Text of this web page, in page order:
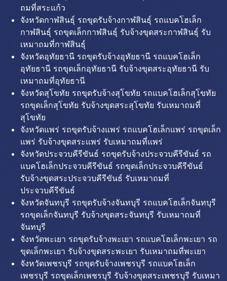
ถมที่สระแก้ว
จังหวัดกาฬสินธุ์ รถขุดรับจ้างกาฬสินธุ์ รถแบคโฮเล็ก
กาฬสินธุ์ รถขุดเล็กกาฬสินธุ์ รับจ้างขุดสระกาฬสินธุ์ รับ
เหมาถมที่กาฬสินธุ์
จังหวัดอุทัยธานี รถขุดรับจ้างอุทัยธานี รถแบคโฮเล็ก
อุทัยธานี รถขุดเล็กอุทัยธานี รับจ้างขุดสระอุทัยธานี รับ
เหมาถมที่อุทัยธานี
จังหวัดสุโขทัย รถขุดรับจ้างสุโขทัย รถแบคโฮเล็กสุโขทัย
รถขุดเล็กสุโขทัย รับจ้างขุดสระสุโขทัย รับเหมาถมที่
สุโขทัย
จังหวัดแพร่ รถขุดรับจ้างแพร่ รถแบคโฮเล็กแพร่ รถขุดเล็ก
แพร่ รับจ้างขุดสระแพร่ รับเหมาถมที่แพร่
จังหวัดประจวบคีรีขันธ์ รถขุดรับจ้างประจวบคีรีขันธ์ รถ
แบคโฮเล็กประจวบคีรีขันธ์ รถขุดเล็กประจวบคีรีขันธ์
รับจ้างขุดสระประจวบคีรีขันธ์ รับเหมาถมที่
ประจวบคีรีขันธ์
จังหวัดจันทบุรี รถขุดรับจ้างจันทบุรี รถแบคโฮเล็กจันทบุรี
รถขุดเล็กจันทบุรี รับจ้างขุดสระจันทบุรี รับเหมาถมที่
จันทบุรี
จังหวัดพะเยา รถขุดรับจ้างพะเยา รถแบคโฮเล็กพะเยา รถ
ขุดเล็กพะเยา รับจ้างขุดสระพะเยา รับเหมาถมที่พะเยา
จังหวัดเพชรบุรี รถขุดรับจ้างเพชรบุรี รถแบคโฮเล็ก
เพชรบุรี รถขุดเล็กเพชรบุรี รับจ้างขุดสระเพชรบุรี รับเหมา